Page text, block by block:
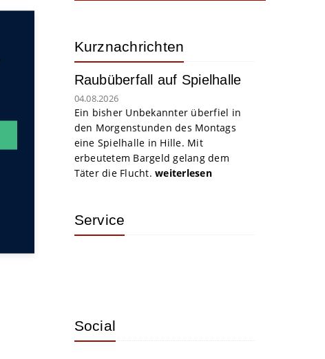
Kurznachrichten
Raubüberfall auf Spielhalle
04.08.2026
Ein bisher Unbekannter überfiel in
den Morgenstunden des Montags
eine Spielhalle in Hille. Mit
erbeutetem Bargeld gelang dem
Täter die Flucht. weiterlesen
Service
Social